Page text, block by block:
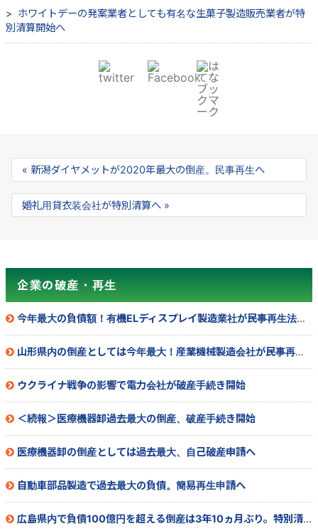
ホワイトデーの発案業者としても有名な生菓子製造販売業者が特
別清算開始へ
« 新潟ダイヤメットが2020年最大の倒産。民事再生へ
婚礼用貸衣装会社が特別清算へ »
企業の破産・再生
今年最大の負債額！有機ELディスプレイ製造業社が民事再生法を申請へ
山形県内の倒産としては今年最大！産業機械製造会社が民事再生法を申請
ウクライナ戦争の影響で電力会社が破産手続き開始
＜続報＞医療機器卸過去最大の倒産、破産手続き開始
医療機器卸の倒産としては過去最大、自己破産申請へ
自動車部品製造で過去最大の負債。簡易再生申請へ
広島県内で負債100億円を超える倒産は3年10ヵ月ぶり。特別清算へ